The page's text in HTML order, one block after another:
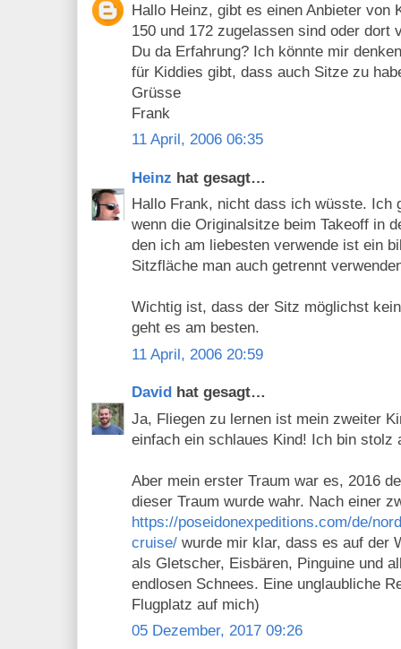
Hallo Heinz, gibt es einen Anbieter von
150 und 172 zugelassen sind oder dort
Du da Erfahrung? Ich könnte mir
für Kiddies gibt, dass auch Sitze zu
Grüsse
Frank
11 April, 2006 06:35
Heinz hat gesagt…
Hallo Frank, nicht dass ich wüsste. Ich
wenn die Originalsitze beim Takeoff in
den ich am liebesten verwende ist ein
Sitzfläche man auch getrennt
Wichtig ist, dass der Sitz möglichst
geht es am besten.
11 April, 2006 20:59
David hat gesagt…
Ja, Fliegen zu lernen ist mein zweiter
einfach ein schlaues Kind! Ich bin stolz
Aber mein erster Traum war es, 2016
dieser Traum wurde wahr. Nach einer
https://poseidonexpeditions.com/de/
cruise/ wurde mir klar, dass es auf der
als Gletscher, Eisbären, Pinguine und
endlosen Schnees. Eine unglaubliche
Flugplatz auf mich)
05 Dezember, 2017 09:26